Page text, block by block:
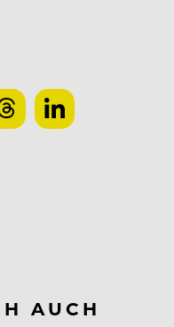
AUCH